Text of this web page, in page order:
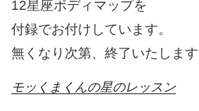
12星座ボディマップを
付録でお付けしています。
無くなり次第、終了いたします
モッくまくんの星のレッスン